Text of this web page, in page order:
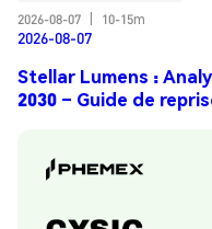
2026-08-07
10-15m
2026-08-07
Stellar Lumens :
2030 – Guide de